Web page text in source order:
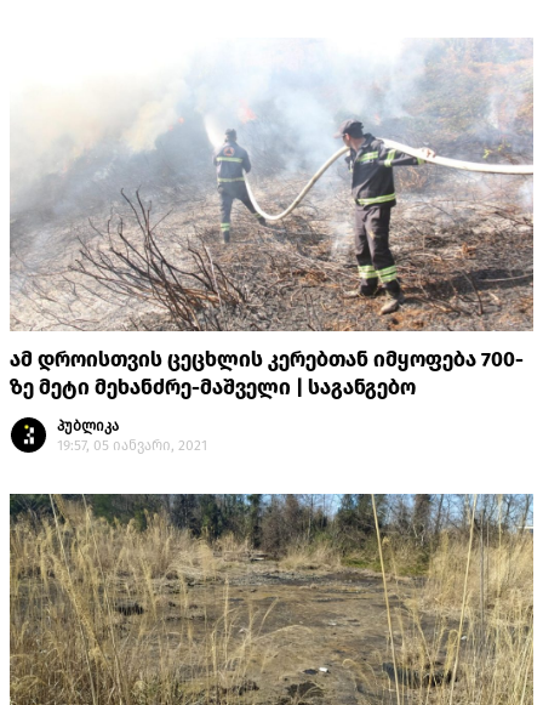
ამ დროისთვის ცეცხლის კერებთან იმყოფება 700-
ზე მეტი მეხანძრე-მაშველი | საგანგებო
პუბლიკა
19:57, 05 იანვარი, 2021